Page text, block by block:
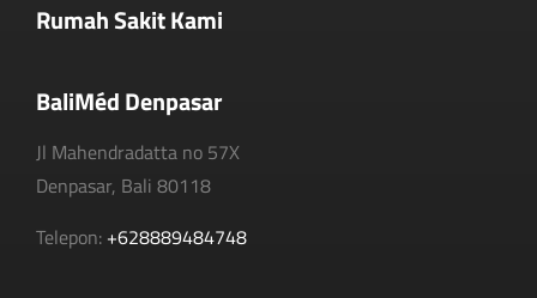
Rumah Sakit Kami
BaliMéd Denpasar
Jl Mahendradatta no 57X
Denpasar, Bali 80118
Telepon: +628889484748